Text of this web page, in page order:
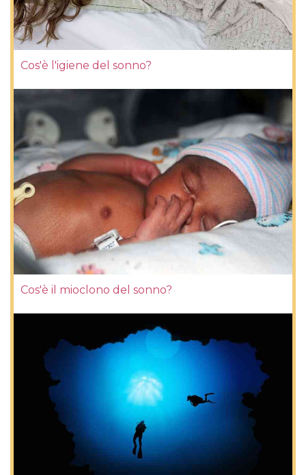
Cos'è l'igiene del sonno?
Cos'è il mioclono del sonno?